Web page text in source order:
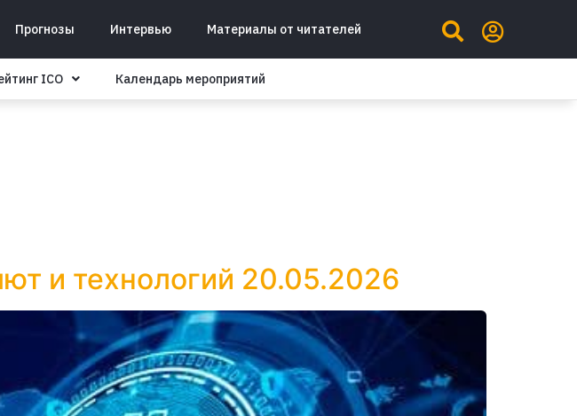
Прогнозы Интервью Материалы от читателей
ICO Календарь мероприятий
и технологий 20.05.2026